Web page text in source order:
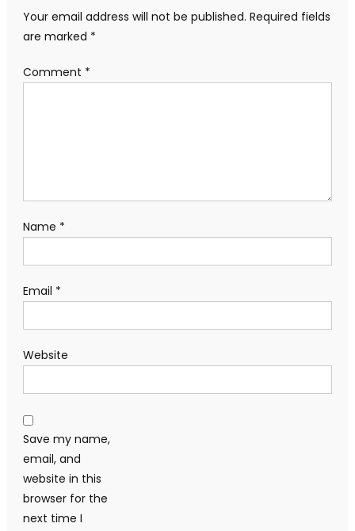
Your email address will not be published. Required fields
are marked *
Comment *
Name *
Email *
Website
Save my name,
email, and
website in this
browser for the
next time I